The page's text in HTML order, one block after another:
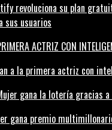
revoluciona su plan
sus usuarios
a la primera actriz con
gana premio